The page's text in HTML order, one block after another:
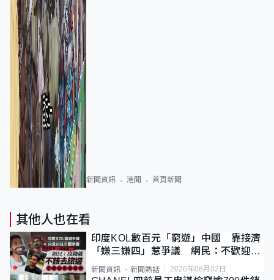
新聞資訊 港聞 首頁新聞
其他人也在看
印度KOL數百元「窮遊」中國 靠接濟
「嫌三嫌四」惹爭議 網民：不歡迎劣
質旅客
新聞資訊 新聞熱話 2026年08月02日